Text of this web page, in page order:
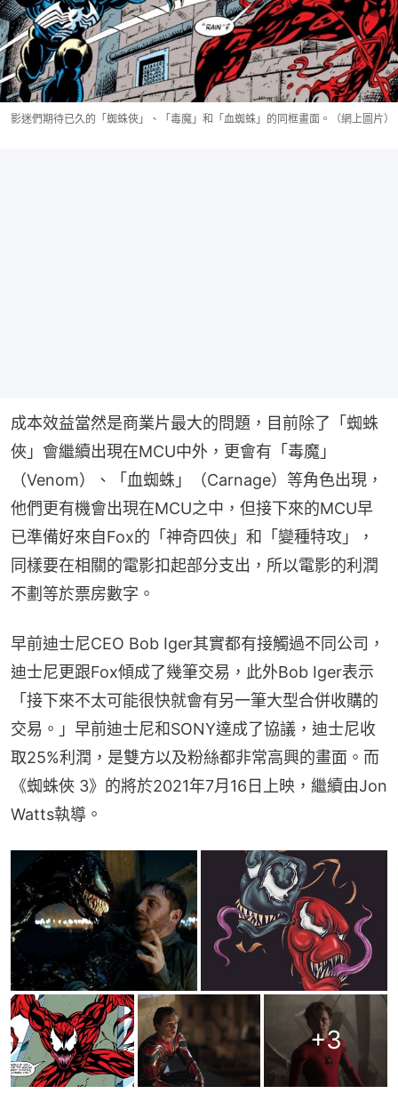
影迷們期待已久的「蜘蛛俠」、「毒魔」和「血蜘蛛」的同框畫面。（網上圖片）
成本效益當然是商業片最大的問題，目前除了「蜘蛛
俠」會繼續出現在MCU中外，更會有「毒魔」
（Venom）、「血蜘蛛」（Carnage）等角色出現，
他們更有機會出現在MCU之中，但接下來的MCU早
已準備好來自Fox的「神奇四俠」和「變種特攻」，
同樣要在相關的電影扣起部分支出，所以電影的利潤
不劃等於票房數字。
早前迪士尼CEO Bob Iger其實都有接觸過不同公司，
迪士尼更跟Fox傾成了幾筆交易，此外Bob Iger表示
「接下來不太可能很快就會有另一筆大型合併收購的
交易。」早前迪士尼和SONY達成了協議，迪士尼收
取25%利潤，是雙方以及粉絲都非常高興的畫面。而
《蜘蛛俠 3》的將於2021年7月16日上映，繼續由Jon
Watts執導。
+3